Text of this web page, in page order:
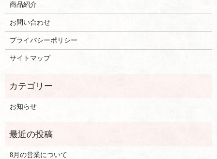
商品紹介
お問い合わせ
プライバシーポリシー
サイトマップ
お知らせ
8月の営業について